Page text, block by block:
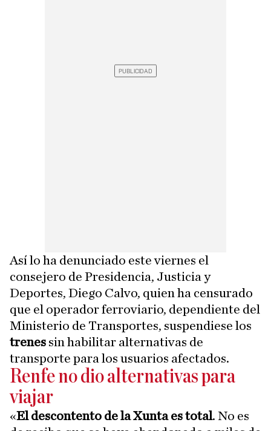
Así lo ha denunciado este viernes el
consejero de Presidencia, Justicia y
Deportes, Diego Calvo, quien ha censurado
que el operador ferroviario, dependiente del
Ministerio de Transportes, suspendiese los
trenes sin habilitar alternativas de
transporte para los usuarios afectados.
Renfe no dio alternativas para
viajar
«El descontento de la Xunta es total. No es